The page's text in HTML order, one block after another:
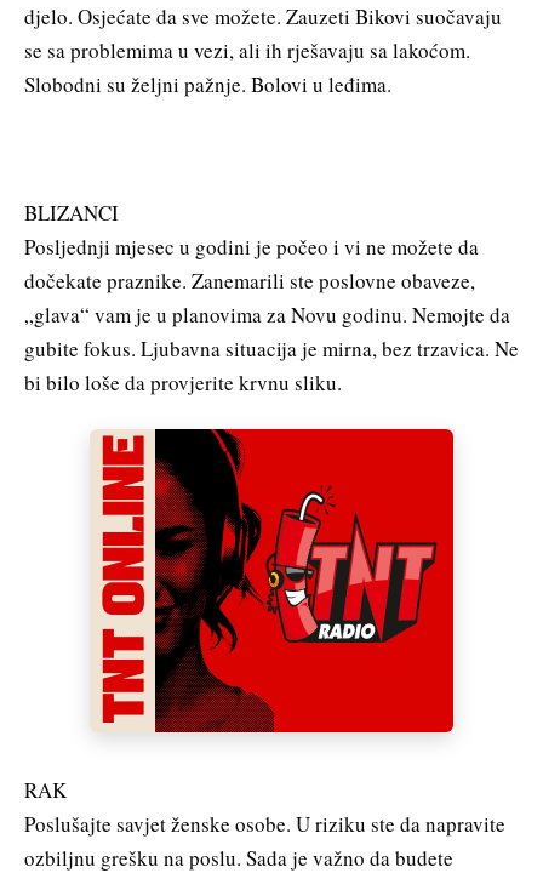
djelo. Osjećate da sve možete. Zauzeti Bikovi suočavaju
se sa problemima u vezi, ali ih rješavaju sa lakoćom.
Slobodni su željni pažnje. Bolovi u leđima.
BLIZANCI
Posljednji mjesec u godini je počeo i vi ne možete da
dočekate praznike. Zanemarili ste poslovne obaveze,
„glava“ vam je u planovima za Novu godinu. Nemojte da
gubite fokus. Ljubavna situacija je mirna, bez trzavica. Ne
bi bilo loše da provjerite krvnu sliku.
RAK
Poslušajte savjet ženske osobe. U riziku ste da napravite
ozbiljnu grešku na poslu. Sada je važno da budete